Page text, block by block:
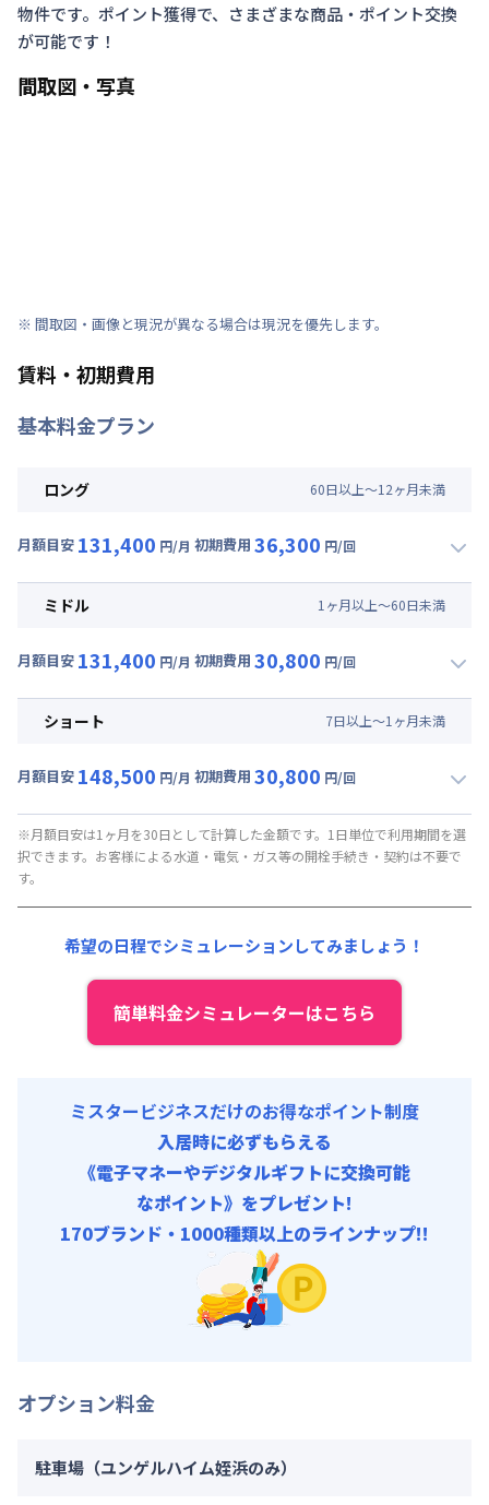
物件です。ポイント獲得で、さまざまな商品・ポイント交換
が可能です！
間取図・写真
※ 間取図・画像と現況が異なる場合は現況を優先します。
賃料・初期費用
基本料金プラン
ロング 60日以上～12ヶ月未満
月額目安 131,400 円/月 初期費用 36,300 円/回
月額賃料目安(30日利用)
光熱費他 : 24,000円/月 (800円/日) (税抜)
初期費用
寝具セット : 6,000円/回 (税抜)
ミドル 1 ヶ月以上～60日未満
月額目安 131,400 円/月 初期費用 30,800 円/回
月額賃料目安(30日利用)
光熱費他 : 24,000円/月 (800円/日) (税抜)
初期費用
事務手数料 : 7,000円/回 (税抜)
ショート 7日以上～1 ヶ月未満
月額目安 148,500 円/月 初期費用 30,800 円/回
月額賃料目安(30日利用)
賃料 : 111,000円/月 (3,700円/日) (税抜)
光熱費他 :
初期費用
事務手数料 : 7,000円/回 (税抜)
寝具セット : 6,000円/回 (税抜)
※月額目安は1ヶ月を30日として計算した金額です。1日単位で利用期間を選
択できます。お客様による水道・電気・ガス等の開栓手続き・契約は不要で
す。
希望の日程でシミュレーションしてみましょう！
簡単料金シミュレーターはこちら
ミスタービジネスだけのお得なポイント制度
入居時に必ずもらえる
《電子マネーやデジタルギフトに交換可能
なポイント》をプレゼント!
170ブランド・1000種類以上のラインナップ!!
オプション料金
駐車場（ユンゲルハイム姪浜のみ）